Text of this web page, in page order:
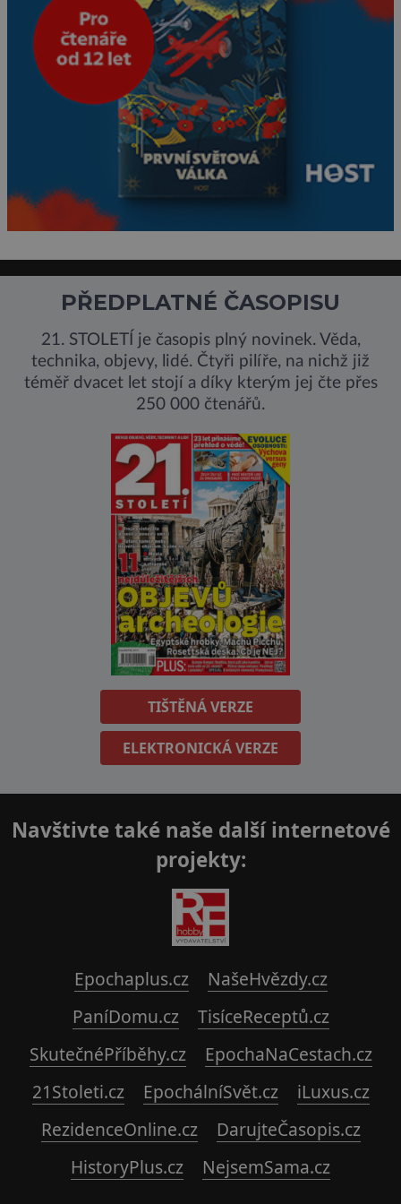
PŘEDPLATNÉ ČASOPISU
21. STOLETÍ je časopis plný novinek. Věda,
technika, objevy, lidé. Čtyři pilíře, na nichž již
téměř dvacet let stojí a díky kterým jej čte přes
250 000 čtenářů.
TIŠTĚNÁ VERZE
ELEKTRONICKÁ VERZE
Navštivte také naše další internetové
projekty:
Epochaplus.cz
NašeHvězdy.cz
PaníDomu.cz
TisíceReceptů.cz
SkutečnéPříběhy.cz
EpochaNaCestach.cz
21Stoleti.cz
EpochálníSvět.cz
iLuxus.cz
RezidenceOnline.cz
DarujteČasopis.cz
HistoryPlus.cz
NejsemSama.cz